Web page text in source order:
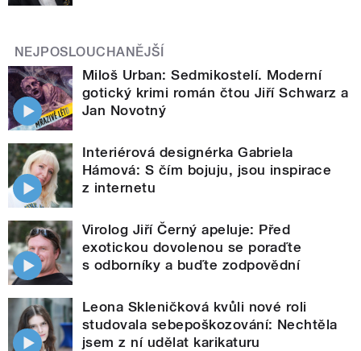
NEJPOSLOUCHANĚJŠÍ
Miloš Urban: Sedmikostelí. Moderní
gotický krimi román čtou Jiří Schwarz a
Jan Novotný
Interiérová designérka Gabriela
Hámová: S čím bojuju, jsou inspirace
z internetu
Virolog Jiří Černý apeluje: Před
exotickou dovolenou se poraďte
s odborníky a buďte zodpovědní
Leona Skleničková kvůli nové roli
studovala sebepoškozování: Nechtěla
jsem z ní udělat karikaturu